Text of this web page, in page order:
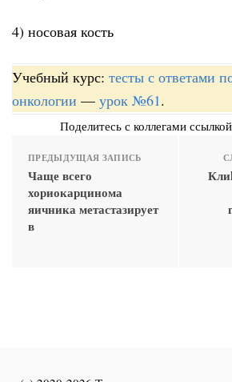
4) носовая кость
Учебный курс: тесты с ответами
онкологии — урок №61.
Поделитесь с коллегами
ПРЕДЫДУЩАЯ ЗАПИСЬ
Чаще всего
хориокарцинома
яичника метастазирует
в